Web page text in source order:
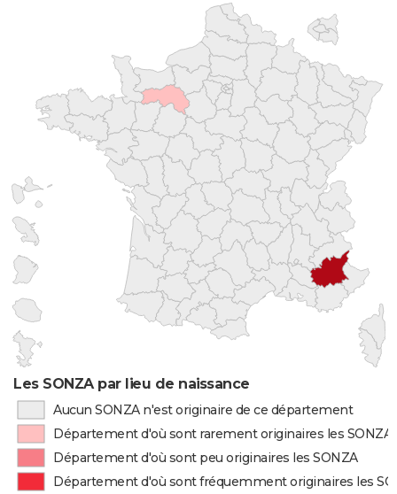
Les SONZA par lieu de naissance
Aucun SONZA n'est originaire de ce département
Département d'où sont rarement originaires les SONZA
Département d'où sont peu originaires les SONZA
Département d'où sont fréquemment originaires les